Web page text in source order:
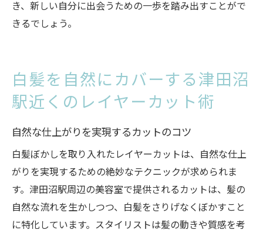
き、新しい自分に出会うための一歩を踏み出すことがで
きるでしょう。
白髪を自然にカバーする津田沼
駅近くのレイヤーカット術
自然な仕上がりを実現するカットのコツ
白髪ぼかしを取り入れたレイヤーカットは、自然な仕上
がりを実現するための絶妙なテクニックが求められま
す。津田沼駅周辺の美容室で提供されるカットは、髪の
自然な流れを生かしつつ、白髪をさりげなくぼかすこと
に特化しています。スタイリストは髪の動きや質感を考